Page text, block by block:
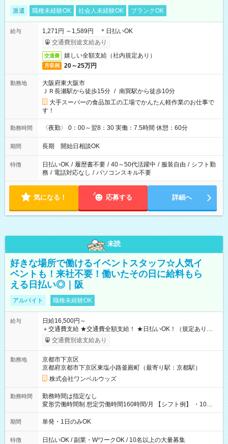
派遣 職種未経験OK 社会人未経験OK ブランクOK
給与
1,271円 ～1,589円 ＊日払いOK
交通費別途支給あり
交通費 嬉しい全額支給（社内規定あり）
月収例 20～25万円
勤務地
大阪府東大阪市
ＪＲ長瀬駅から徒歩15分 / 南巽駅から徒歩10分
大手スーパーの食品加工の工場でかんたん軽作業のお仕事で
す！
勤務時間 〈夜勤〉 0：00～翌8：30 実働：7.5時間 休憩：60分
期間 長期 開始日相談OK
特徴 日払いOK / 履歴書不要 / 40～50代活躍中 / 服装自由 / シフト勤
務 / 電話対応なし / パソコンスキル不要
気になる！ 応募する 詳細へ
未読
好きな場所で働けるイベントスタッフ☆人気イ
ベントも！来社不要！働いたその日に給料もら
える日払い◎｜阪
アルバイト 職種未経験OK
給与
日給16,500円～
＋交通費支給 ★交通費全額支給！ ★日払いOK！（規定あり） ┗
働いたその日に現金GET♪ お仕事後はコンビニATMから 日払
交通費別途支給あり
勤務地
京都市下京区
京都府京都市下京区東塩小路釜殿町（最寄り駅：京都駅）
株式会社ワンベルウッズ
勤務時間
勤務時間は指定なし
変形労働時間制 想定労働時間160時間/月 【シフト例】 ・10：
00～20：00
期間 単発・1日のみOK
特徴 日払いOK / 副業・WワークOK / 10名以上の大量募集